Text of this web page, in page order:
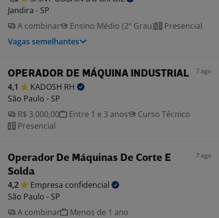
Jandira - SP
A combinar
Ensino Médio (2º Grau)
Presencial
Vagas semelhantes
OPERADOR DE MÁQUINA INDUSTRIAL 7 ago
4,1 KADOSH RH
São Paulo - SP
R$ 3.000,00
Entre 1 e 3 anos
Curso Técnico
Presencial
Operador De Máquinas De Corte E
Solda
7 ago
4,2 Empresa confidencial
São Paulo - SP
A combinar
Menos de 1 ano